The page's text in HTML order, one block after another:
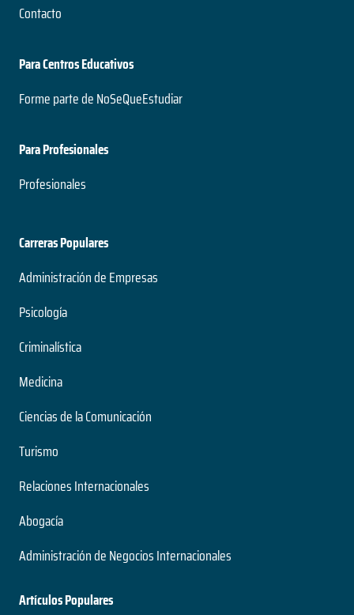
Contacto
Para Centros Educativos
Forme parte de NoSeQueEstudiar
Para Profesionales
Profesionales
Carreras Populares
Administración de Empresas
Psicología
Criminalística
Medicina
Ciencias de la Comunicación
Turismo
Relaciones Internacionales
Abogacía
Administración de Negocios Internacionales
Artículos Populares